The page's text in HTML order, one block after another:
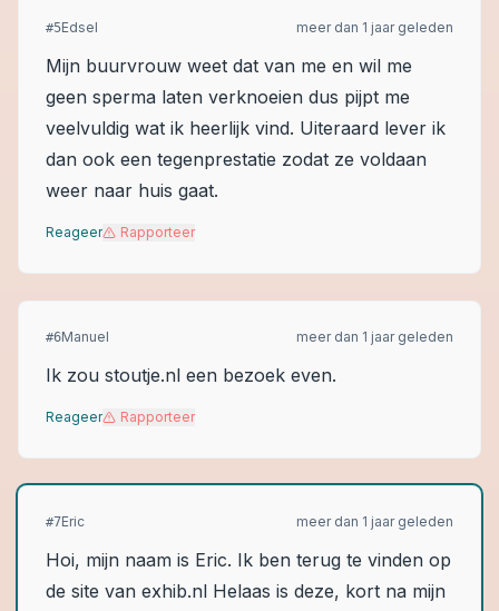
#5Edsel meer dan 1 jaar geleden
Mijn buurvrouw weet dat van me en wil me
geen sperma laten verknoeien dus pijpt me
veelvuldig wat ik heerlijk vind. Uiteraard lever ik
dan ook een tegenprestatie zodat ze voldaan
weer naar huis gaat.
Reageer Rapporteer
#6Manuel meer dan 1 jaar geleden
Ik zou stoutje.nl een bezoek even.
Reageer Rapporteer
#7Eric meer dan 1 jaar geleden
Hoi, mijn naam is Eric. Ik ben terug te vinden op
de site van exhib.nl Helaas is deze, kort na mijn